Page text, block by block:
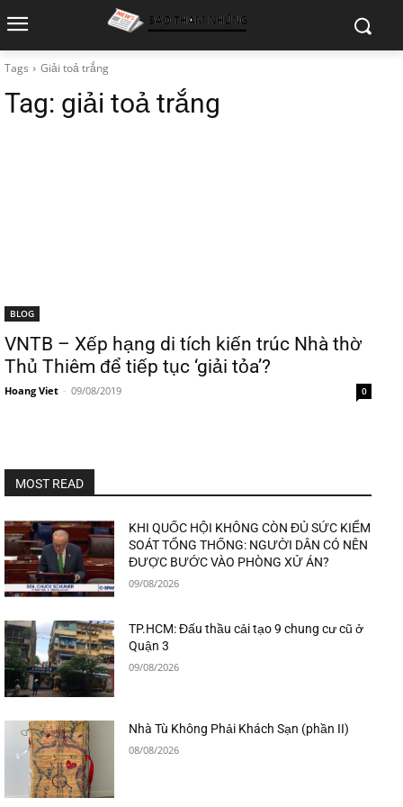
Tags Giải toả trắng
Tag: giải toả trắng
BLOG
VNTB – Xếp hạng di tích kiến trúc Nhà thờ
Thủ Thiêm để tiếp tục ‘giải tỏa’?
Hoang Viet - 09/08/2019 0
MOST READ
KHI QUỐC HỘI KHÔNG CÒN ĐỦ SỨC KIỂM
SOÁT TỔNG THỐNG: NGƯỜI DÂN CÓ NÊN
ĐƯỢC BƯỚC VÀO PHÒNG XỬ ÁN?
09/08/2026
TP.HCM: Đấu thầu cải tạo 9 chung cư cũ ở
Quận 3
09/08/2026
Nhà Tù Không Phải Khách Sạn (phần II)
08/08/2026